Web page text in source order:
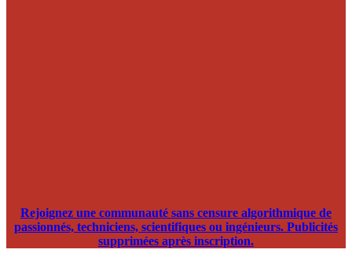
Rejoignez une communauté sans censure algorithmique de
passionnés, techniciens, scientifiques ou ingénieurs. Publicités
supprimées après inscription.